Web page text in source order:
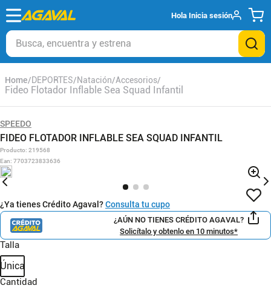
Hola Inicia sesión
Busca, encuentra y estrena
DEPORTES Natación Accesorios
Fideo Flotador Inflable Sea Squad Infantil
SPEEDO
FIDEO FLOTADOR INFLABLE SEA SQUAD INFANTIL
Producto: 219568
Ean: 7703723833636
¿Ya tienes Crédito Agaval?Consulta tu cupo
¿AÚN NO TIENES CRÉDITO AGAVAL?
Solicítalo y obtenlo en 10 minutos*
Talla
Única
Cantidad